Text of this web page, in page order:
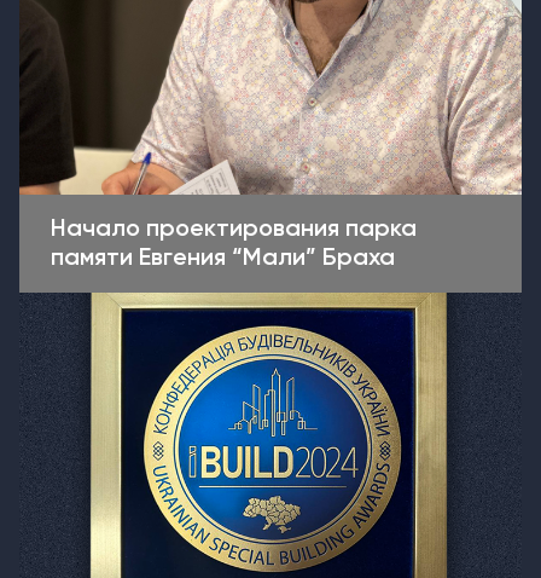
Начало проектирования парка
памяти Евгения “Мали” Браха